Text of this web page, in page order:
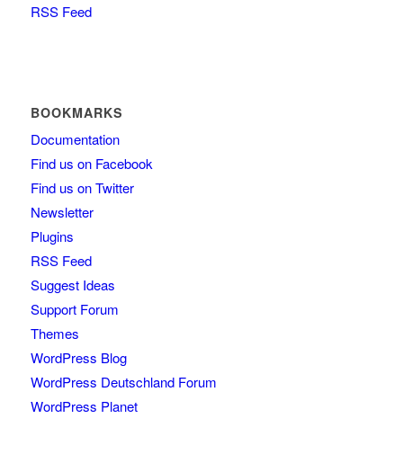
RSS Feed
BOOKMARKS
Documentation
Find us on Facebook
Find us on Twitter
Newsletter
Plugins
RSS Feed
Suggest Ideas
Support Forum
Themes
WordPress Blog
WordPress Deutschland Forum
WordPress Planet